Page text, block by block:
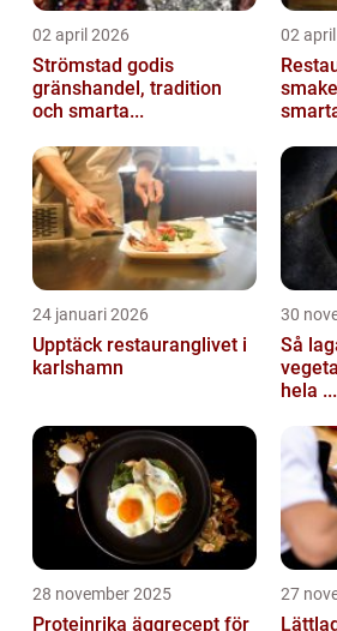
02 april 2026
Strömstad godis
gränshandel, tradition
och smarta...
02
24 januari 2026
Upptäck restauranglivet i
karlshamn
30
Så
hela ...
28 november 2025
Proteinrika äggrecept för
27